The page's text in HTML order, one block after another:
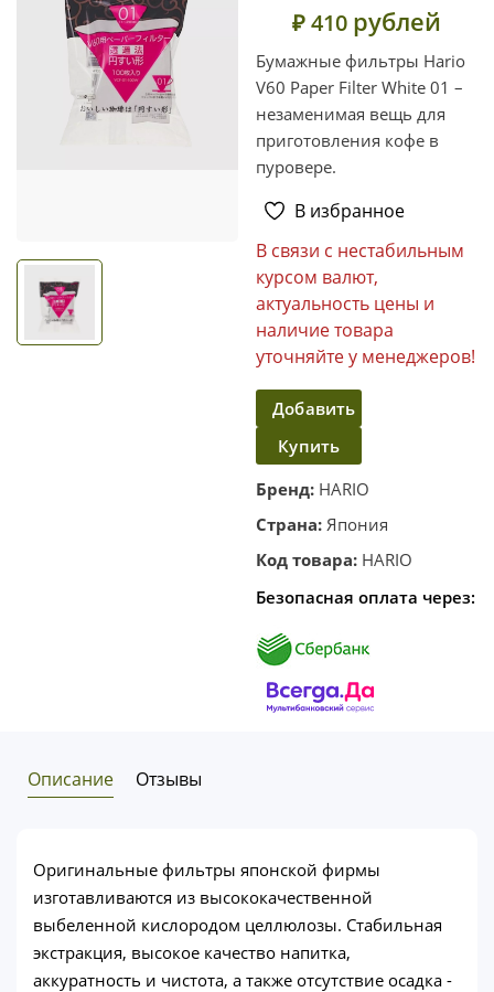
₽ 410 рублей
Бумажные фильтры Hario
V60 Paper Filter White 01 –
незаменимая вещь для
приготовления кофе в
пуровере.
В избранное
В связи с нестабильным
курсом валют,
актуальность цены и
наличие товара
уточняйте у менеджеров!
Добавить
в
корзину
Купить
в один
клик
Бренд: HARIO
Страна: Япония
Код товара: HARIO
Безопасная оплата через:
Описание Отзывы
Оригинальные фильтры японской фирмы
изготавливаются из высококачественной
выбеленной кислородом целлюлозы. Стабильная
экстракция, высокое качество напитка,
аккуратность и чистота, а также отсутствие осадка -